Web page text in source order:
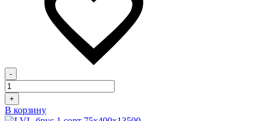
-
+
В корзину